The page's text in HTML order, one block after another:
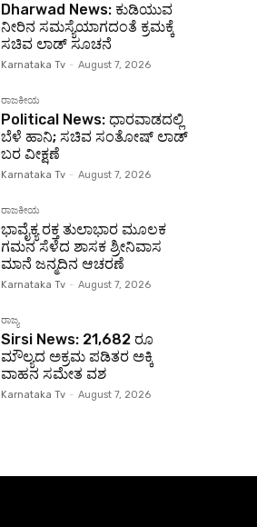
Dharwad News: ಕುಡಿಯುವ
ನೀರಿನ ಸಮಸ್ಯೆಯಾಗದಂತೆ ಕ್ರಮಕ್ಕೆ
ಸಚಿವ ಲಾಡ್ ಸೂಚನೆ
Karnataka Tv - August 7, 2026
ರಾಜಕೀಯ
Political News: ಧಾರವಾಡದಲ್ಲಿ
ಬೆಳೆ ಹಾನಿ; ಸಚಿವ ಸಂತೋಷ್ ಲಾಡ್
ಬರ ವೀಕ್ಷಣೆ
Karnataka Tv - August 7, 2026
ರಾಜಕೀಯ
ಭಾವೈಕ್ಯ ರಕ್ತ ತುಲಾಭಾರ ಮೂಲಕ
ಗಮನ ಸೆಳೆದ ಶಾಸಕ ಶ್ರೀನಿವಾಸ
ಮಾನೆ ಜನ್ಮದಿನ ಆಚರಣೆ
Karnataka Tv - August 7, 2026
ರಾಜ್ಯ
Sirsi News: 21,682 ರೂ
ಮೌಲ್ಯದ ಅಕ್ರಮ ಪಡಿತರ ಅಕ್ಕಿ
ವಾಹನ ಸಮೇತ ವಶ
Karnataka Tv - August 7, 2026